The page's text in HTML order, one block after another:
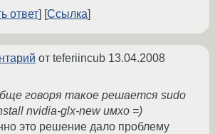
ответ
Ссылка
от teferiincub 13.04.2008
говоря такое решается sudo
nvidia-glx-new имхо =)
это решение дало проблему